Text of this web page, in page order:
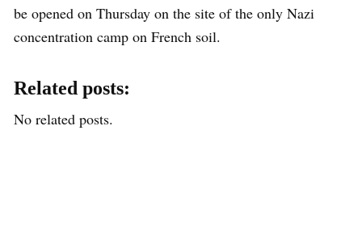
be opened on Thursday on the site of the only Nazi
concentration camp on French soil.
Related posts:
No related posts.